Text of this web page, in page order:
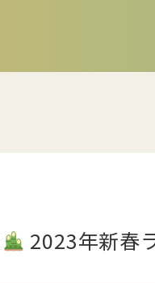
2023年新春